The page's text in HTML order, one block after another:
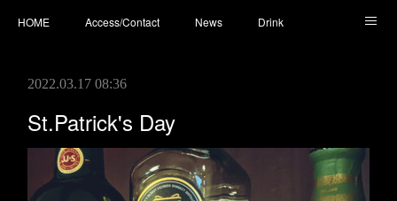
HOME Access/Contact News Drink
2022.03.17 08:36
St.Patrick's Day